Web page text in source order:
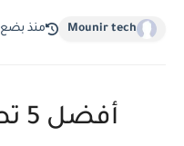
Mounir tech منذ